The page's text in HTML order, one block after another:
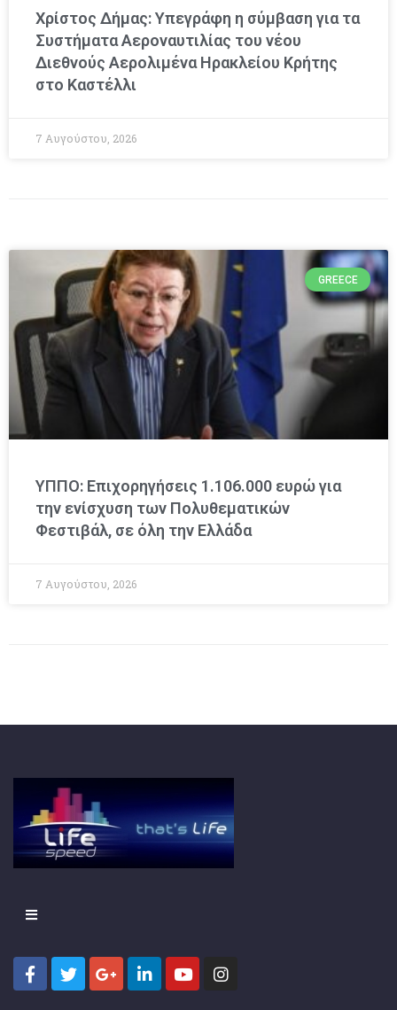
Χρίστος Δήμας: Υπεγράφη η σύμβαση για τα
Συστήματα Αεροναυτιλίας του νέου
Διεθνούς Αερολιμένα Ηρακλείου Κρήτης
στο Καστέλλι
7 Αυγούστου, 2026
GREECE
ΥΠΠΟ: Επιχορηγήσεις 1.106.000 ευρώ για
την ενίσχυση των Πολυθεματικών
Φεστιβάλ, σε όλη την Ελλάδα
7 Αυγούστου, 2026